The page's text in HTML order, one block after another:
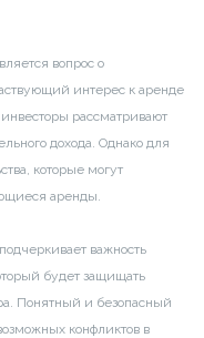
вопрос о
интерес к аренде
рассматривают
дохода. Однако для
которые могут
аренды.
важность
будет защищать
Понятный и безопасный
конфликтов в